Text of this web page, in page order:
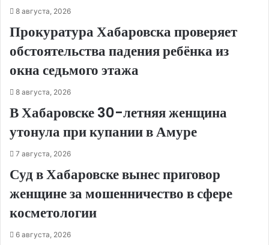
8 августа, 2026
Прокуратура Хабаровска проверяет
обстоятельства падения ребёнка из
окна седьмого этажа
8 августа, 2026
В Хабаровске 30-летняя женщина
утонула при купании в Амуре
7 августа, 2026
Суд в Хабаровске вынес приговор
женщине за мошенничество в сфере
косметологии
6 августа, 2026